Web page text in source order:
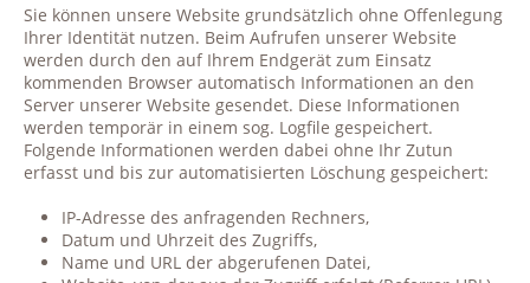
Sie können unsere Website grundsätzlich ohne Offenlegung
Ihrer Identität nutzen. Beim Aufrufen unserer Website
werden durch den auf Ihrem Endgerät zum Einsatz
kommenden Browser automatisch Informationen an den
Server unserer Website gesendet. Diese Informationen
werden temporär in einem sog. Logfile gespeichert.
Folgende Informationen werden dabei ohne Ihr Zutun
erfasst und bis zur automatisierten Löschung gespeichert:
IP-Adresse des anfragenden Rechners,
Datum und Uhrzeit des Zugriffs,
Name und URL der abgerufenen Datei,